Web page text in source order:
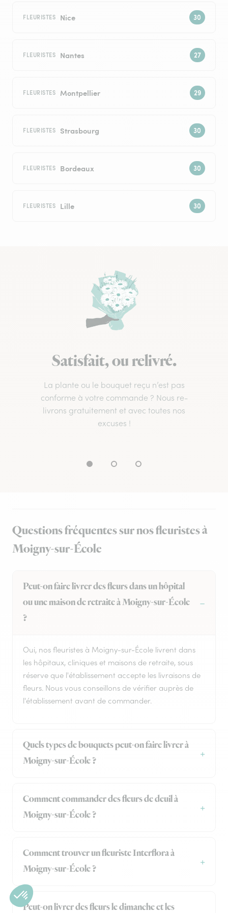
FLEURISTES Nice
FLEURISTES Nantes
FLEURISTES Montpellier
FLEURISTES Strasbourg
FLEURISTES Bordeaux
FLEURISTES Lille
Satisfait, ou relivré.
La plante ou le bouquet reçu n’est pas
conforme à votre commande ? Nous re-
livrons gratuitement et avec toutes nos
excuses !
Questions fréquentes sur nos fleuristes à
Moigny-sur-École
Peut-on faire livrer des fleurs dans un hôpital
ou une maison de retraite à Moigny-sur-École
?
Oui, nos fleuristes à Moigny-sur-École livrent dans
les hôpitaux, cliniques et maisons de retraite, sous
réserve que l'établissement accepte les livraisons de
fleurs. Nous vous conseillons de vérifier auprès de
l'établissement avant de commander.
Quels types de bouquets peut-on faire livrer à
Moigny-sur-École ?
Comment commander des fleurs de deuil à
Moigny-sur-École ?
Comment trouver un fleuriste Interflora à
Moigny-sur-École ?
Peut-on livrer des fleurs le dimanche et les